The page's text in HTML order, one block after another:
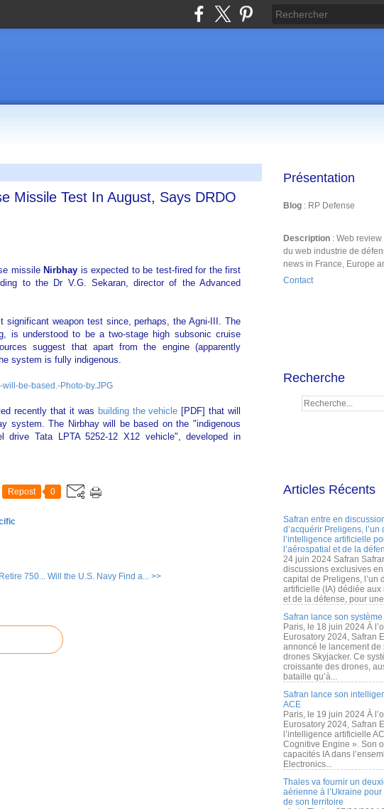
Missile Test In August, Says DRDO
missile Nirbhay is expected to be test-fired for the first
to the Dr V.G. Sekaran, director of the Advanced
weapon test since, perhaps, the Agni-III. The
is understood to be a two-stage high subsonic cruise
suggest that apart from the engine (apparently
system is fully indigenous.
recently that it was building the vehicle [PDF] that will
system. The Nirbhay will be based on the "indigenous
drive Tata LPTA 5252-12 X12 vehicle", developed in
Repost 0
750... Will the U.S. Navy Find a... >>
Présentation
Blog : RP Defense
Description : Web
du web industrie de
news in France, Europe
Contact
Recherche
Articles Récents
Safran entre en
d’acquérir Preligens, l’un
l’intelligence artificielle
l’aérospatial et de la
24 juin 2024 Safran
discussions exclusives
capital de Preligens, l’un
artificielle (IA) dédiée aux
et de la défense, pour
Safran lance son
Paris, le 18 juin 2024 À
Eurosatory 2024, Safran
annoncé le lancement
drones Skyjacker. Ce
croissante des drones,
bataille qu’à...
Safran lance son
ACE
Paris, le 19 juin 2024 À
Eurosatory 2024, Safran
l’intelligence artificielle
Cognitive Engine ». Son
capacités IA dans
Electronics...
Thales va fournir un
aérienne à l’Ukraine
de son territoire